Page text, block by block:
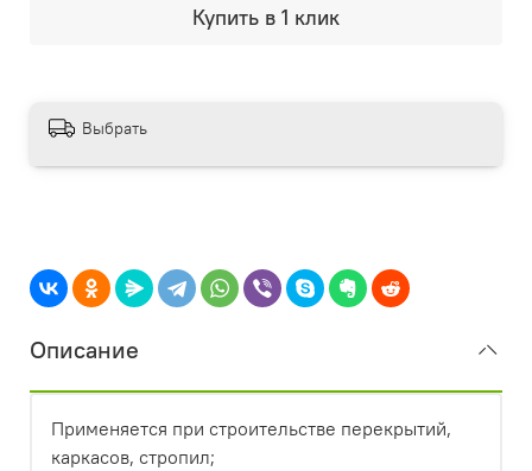
Купить в 1 клик
Выбрать
Описание
Применяется при строительстве перекрытий,
каркасов, стропил;